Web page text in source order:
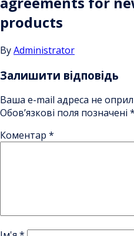
products
ByAdministrator
Залишити відповідь
Ваша e-mail адреса не
Обов’язкові поля позначені *
Коментар *